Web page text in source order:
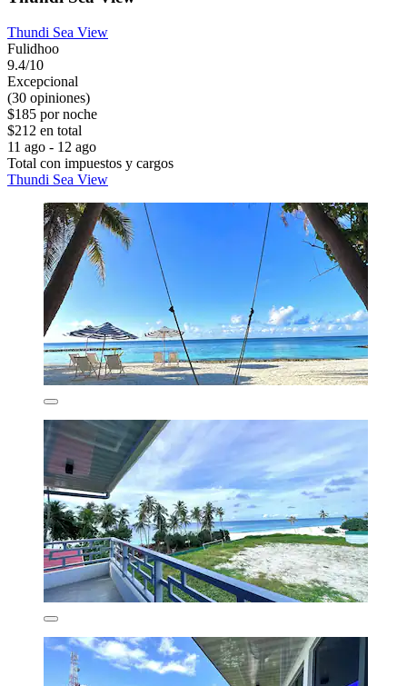
Thundi Sea View
Fulidhoo
9.4/10
Excepcional
(30 opiniones)
$185 por noche
$212 en total
11 ago - 12 ago
Total con impuestos y cargos
Thundi Sea View